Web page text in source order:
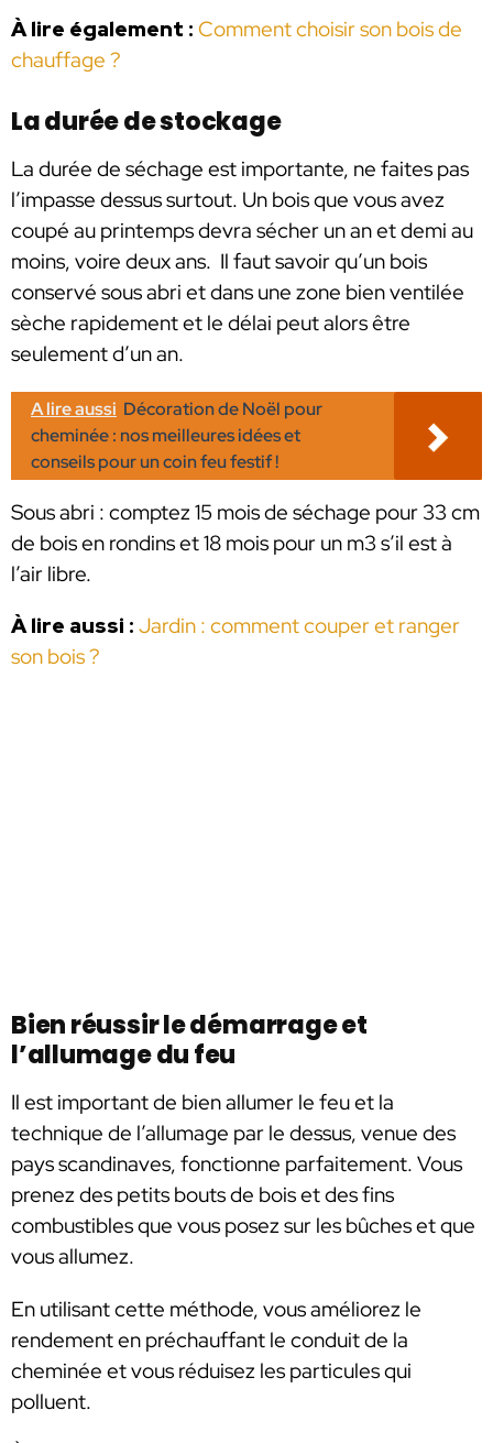
À lire également : Comment choisir son bois de
chauffage ?
La durée de stockage
La durée de séchage est importante, ne faites pas
l’impasse dessus surtout. Un bois que vous avez
coupé au printemps devra sécher un an et demi au
moins, voire deux ans. Il faut savoir qu’un bois
conservé sous abri et dans une zone bien ventilée
sèche rapidement et le délai peut alors être
seulement d’un an.
A lire aussi Décoration de Noël pour
cheminée : nos meilleures idées et
conseils pour un coin feu festif !
Sous abri : comptez 15 mois de séchage pour 33 cm
de bois en rondins et 18 mois pour un m3 s’il est à
l’air libre.
À lire aussi : Jardin : comment couper et ranger
son bois ?
Bien réussir le démarrage et
l’allumage du feu
Il est important de bien allumer le feu et la
technique de l’allumage par le dessus, venue des
pays scandinaves, fonctionne parfaitement. Vous
prenez des petits bouts de bois et des fins
combustibles que vous posez sur les bûches et que
vous allumez.
En utilisant cette méthode, vous améliorez le
rendement en préchauffant le conduit de la
cheminée et vous réduisez les particules qui
polluent.